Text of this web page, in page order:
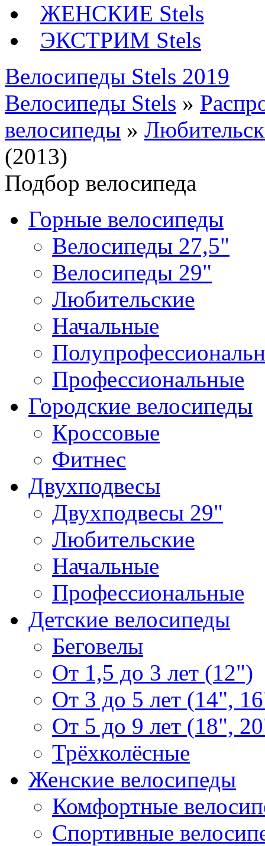
ЖЕНСКИЕ Stels
ЭКСТРИМ Stels
Велосипеды Stels 2019
Велосипеды Stels »
велосипеды »
(2013)
Подбор велосипеда
Горные велосипеды
Велосипеды 27,5"
Велосипеды 29"
Любительские
Начальные
Профессиональные
Городские велосипеды
Кроссовые
Фитнес
Двухподвесы
Двухподвесы 29"
Любительские
Начальные
Профессиональные
Детские велосипеды
Беговелы
От 1,5 до 3 лет (12")
От 3 до 5 лет (14",
От 5 до 9 лет (18",
Трёхколёсные
Женские велосипеды
Комфортные
Спортивные